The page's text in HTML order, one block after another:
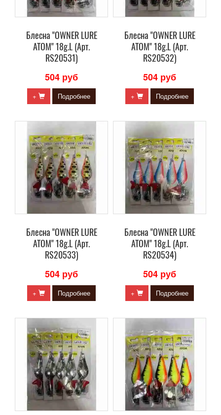
Блесна "OWNER LURE
ATOM" 18g.L (Арт.
RS20531)
504 руб
+ Подробнее
Блесна "OWNER LURE
ATOM" 18g.L (Арт.
RS20532)
504 руб
+ Подробнее
Блесна "OWNER LURE
ATOM" 18g.L (Арт.
RS20533)
504 руб
+ Подробнее
Блесна "OWNER LURE
ATOM" 18g.L (Арт.
RS20534)
504 руб
+ Подробнее